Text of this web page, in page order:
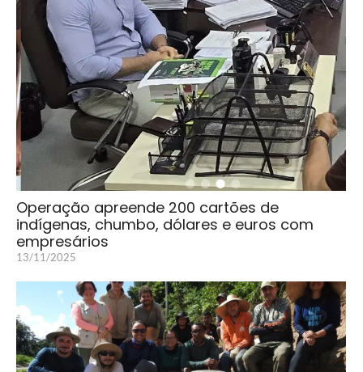
Operação apreende 200 cartões de
indígenas, chumbo, dólares e euros com
empresários
13/11/2025